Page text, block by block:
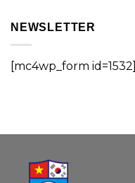
NEWSLETTER
[mc4wp_form id=1532]